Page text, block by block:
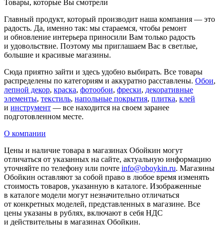
Товары, которые Вы смотрели
Главный продукт, который производит наша компания — это
радость. Да, именно так: мы стараемся, чтобы ремонт
и обновление интерьера приносили Вам только радость
и удовольствие. Поэтому мы приглашаем Вас в светлые,
большие и красивые магазины.
Сюда приятно зайти и здесь удобно выбирать. Все товары
распределены по категориям и аккуратно расставлены. Обои,
лепной декор, краска, фотообои, фрески, декоративные
элементы, текстиль, напольные покрытия, плитка, клей
и инструмент — все находится на своем заранее
подготовленном месте.
О компании
Цены и наличие товара в магазинах Обойкин могут
отличаться от указанных на сайте, актуальную информацию
уточняйте по телефону или почте info@oboykin.ru. Магазины
Обойкин оставляют за собой право в любое время изменять
стоимость товаров, указанную в каталоге. Изображенные
в каталоге модели могут незначительно отличаться
от конкретных моделей, представленных в магазине. Все
цены указаны в рублях, включают в себя НДС
и действительны в магазинах Обойкин.